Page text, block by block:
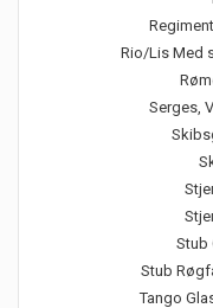
Rio/Lis Med
Serges,
Stub
Stub
Tango